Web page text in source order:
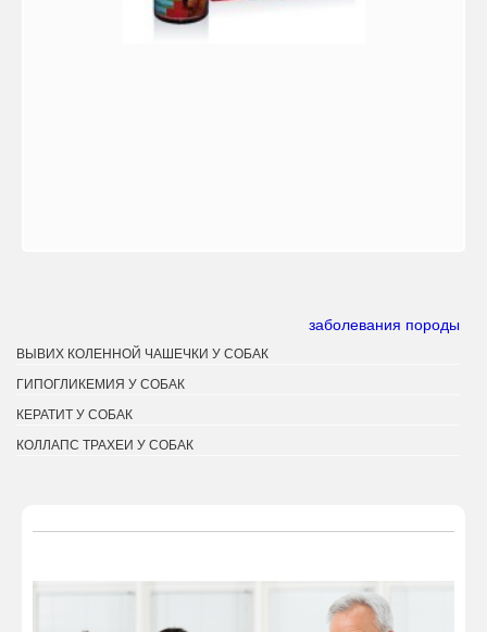
заболевания породы
ВЫВИХ КОЛЕННОЙ ЧАШЕЧКИ У СОБАК
ГИПОГЛИКЕМИЯ У СОБАК
КЕРАТИТ У СОБАК
КОЛЛАПС ТРАХЕИ У СОБАК